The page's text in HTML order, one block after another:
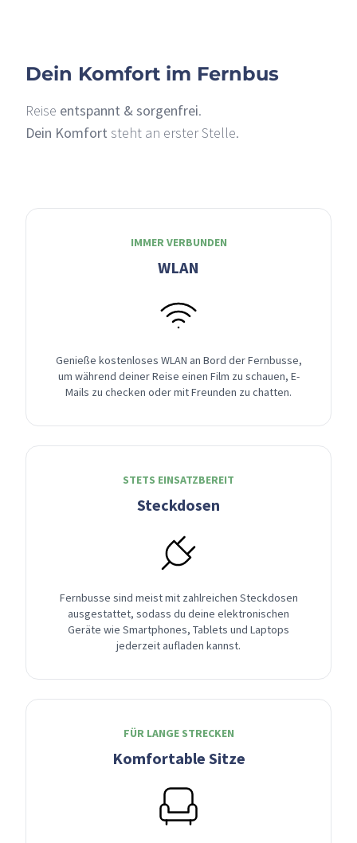
Dein Komfort im Fernbus
Reise entspannt & sorgenfrei.
Dein Komfort steht an erster Stelle.
IMMER VERBUNDEN
WLAN
Genieße kostenloses WLAN an Bord der Fernbusse,
um während deiner Reise einen Film zu schauen, E-
Mails zu checken oder mit Freunden zu chatten.
STETS EINSATZBEREIT
Steckdosen
Fernbusse sind meist mit zahlreichen Steckdosen
ausgestattet, sodass du deine elektronischen
Geräte wie Smartphones, Tablets und Laptops
jederzeit aufladen kannst.
FÜR LANGE STRECKEN
Komfortable Sitze